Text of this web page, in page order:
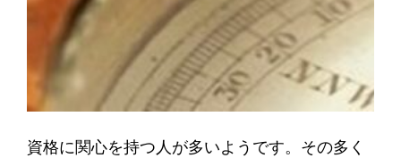
資格に関心を持つ人が多いようです。その多く